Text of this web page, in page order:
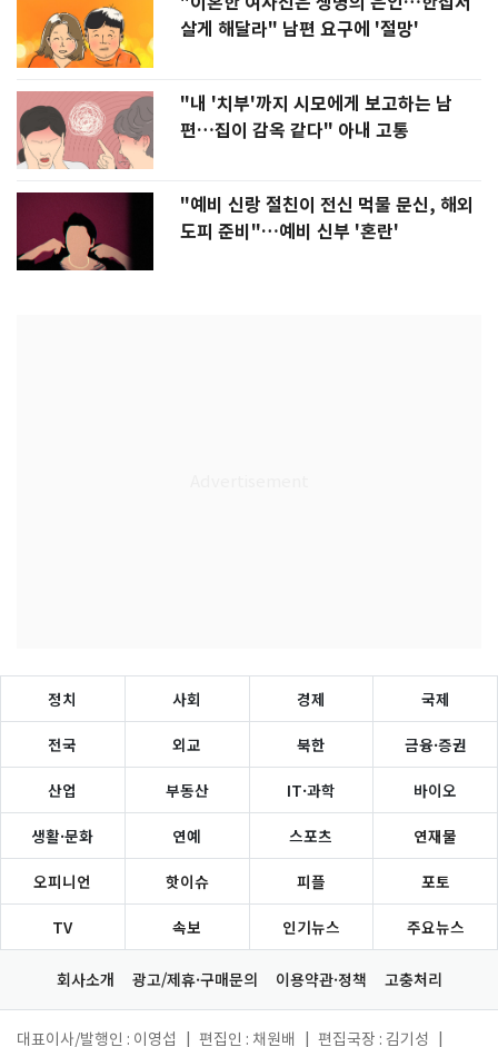
살게 해달라" 남편 요구에 '절망'
"내 '치부'까지 시모에게 보고하는 남
편…집이 감옥 같다" 아내 고통
"예비 신랑 절친이 전신 먹물 문신, 해외
도피 준비"…예비 신부 '혼란'
정치 사회 경제 국제
전국 외교 북한 금융·증권
산업 부동산 IT·과학 바이오
생활·문화 연예 스포츠 연재물
오피니언 핫이슈 피플 포토
TV 속보 인기뉴스 주요뉴스
회사소개 광고/제휴·구매문의 이용약관·정책 고충처리
대표이사/발행인 : 이영섭 편집인 : 채원배 편집국장 : 김기성